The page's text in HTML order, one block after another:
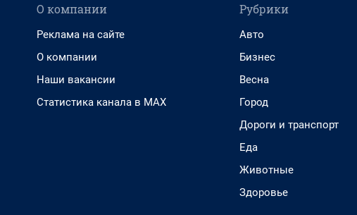
О компании
Реклама на сайте
О компании
Наши вакансии
Статистика канала в MAX
Рубрики
Авто
Бизнес
Весна
Город
Дороги и транспорт
Еда
Животные
Здоровье